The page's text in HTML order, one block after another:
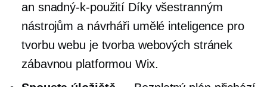
an snadný-k-použití Díky všestranným
nástrojům a návrháři umělé inteligence pro
tvorbu webu je tvorba webových stránek
zábavnou platformou Wix.